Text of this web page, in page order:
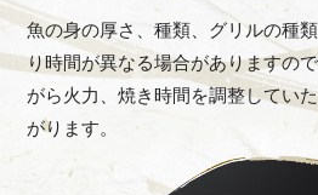
魚の身の厚さ、種類、グリルの種
り時間が異なる場合がありますの
がら火力、焼き時間を調整してい
がります。